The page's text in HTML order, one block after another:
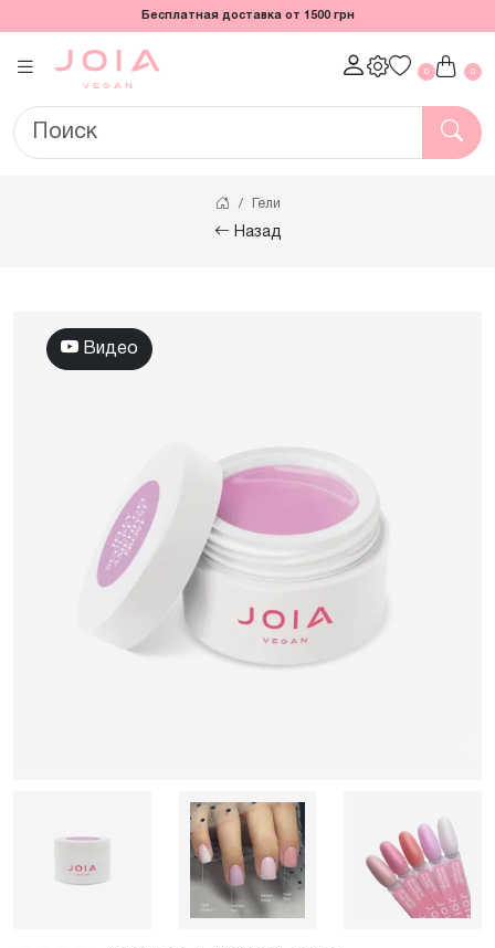
Бесплатная доставка от 1500 грн
0 0
Гели
Назад
Видео